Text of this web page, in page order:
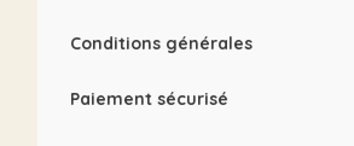
Conditions générales
Paiement sécurisé